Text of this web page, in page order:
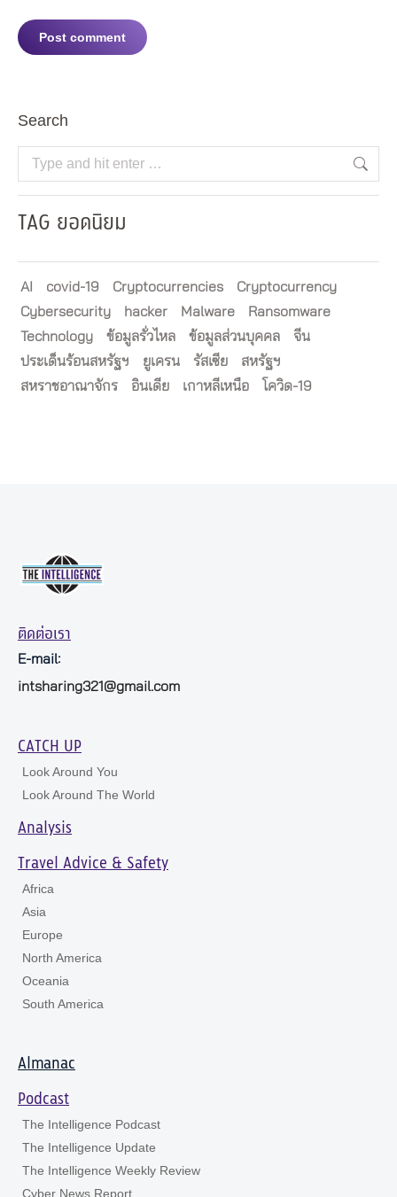
Post comment
Search
Search:
TAG ยอดนิยม
AI covid-19 Cryptocurrencies
Cryptocurrency
Cybersecurity
hacker Malware
Ransomware
Technology
ข้อมูลรั่วไหล ข้อมูลส่วนบุคคล
จีน
ประเด็นร้อนสหรัฐฯ
ยูเครน รัสเซีย
สหรัฐฯ
สหราชอาณาจักร
อินเดีย เกาหลีเหนือ โควิด-19
ติดต่อเรา
E-mail:
intsharing321@gmail.com
CATCH UP
Look Around You
Look Around The World
Analysis
Travel Advice & Safety
Africa
Asia
Europe
North America
Oceania
South America
Almanac
Podcast
The Intelligence Podcast
The Intelligence Update
The Intelligence Weekly Review
Cyber News Report